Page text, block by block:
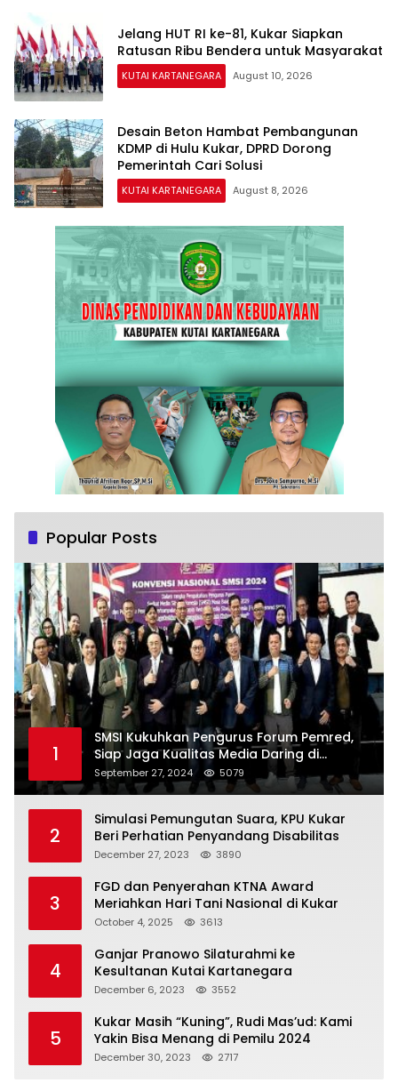
Jelang HUT RI ke-81, Kukar Siapkan
Ratusan Ribu Bendera untuk Masyarakat
KUTAI KARTANEGARA August 10, 2026
Desain Beton Hambat Pembangunan
KDMP di Hulu Kukar, DPRD Dorong
Pemerintah Cari Solusi
KUTAI KARTANEGARA August 8, 2026
Popular Posts
1
SMSI Kukuhkan Pengurus Forum Pemred,
Siap Jaga Kualitas Media Daring di
Indonesia
September 27, 2024 5079
2
Simulasi Pemungutan Suara, KPU Kukar
Beri Perhatian Penyandang Disabilitas
December 27, 2023 3890
3
FGD dan Penyerahan KTNA Award
Meriahkan Hari Tani Nasional di Kukar
October 4, 2025 3613
4
Ganjar Pranowo Silaturahmi ke
Kesultanan Kutai Kartanegara
December 6, 2023 3552
5
Kukar Masih “Kuning”, Rudi Mas’ud: Kami
Yakin Bisa Menang di Pemilu 2024
December 30, 2023 2717